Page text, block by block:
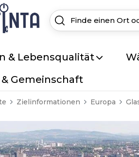
& Lebensqualität
Gemeinschaft
Zielinformationen Europa